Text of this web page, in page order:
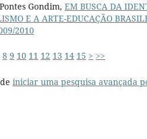
Gondim, EM BUSCA DA
E A ARTE-EDUCAÇÃO
2010
8 9 10 11 12 13 14 15 > >>
iniciar uma pesquisa avançada